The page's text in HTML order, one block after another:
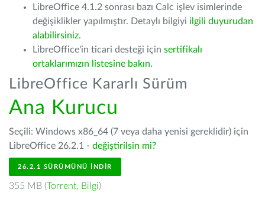
LibreOffice 4.1.2 sonrası bazı Calc işlev isimlerinde
değişiklikler yapılmıştır. Detaylı bilgiyi ilgili duyurudan
alabilirsiniz.
LibreOffice'in ticari desteği için sertifikalı
ortaklarımızın listesine bakın.
LibreOffice Kararlı Sürüm
Ana Kurucu
Seçili: Windows x86_64 (7 veya daha yenisi gereklidir) için
LibreOffice 26.2.1 - değiştirilsin mi?
26.2.1 SÜRÜMÜNÜ İNDIR
355 MB (Torrent, Bilgi)